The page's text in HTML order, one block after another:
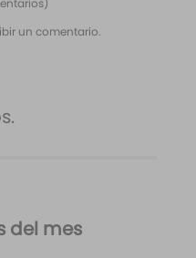
un comentario.
del mes